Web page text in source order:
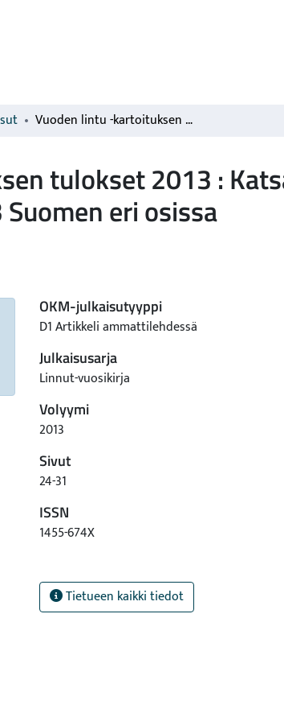
Vuoden lintu -kartoituksen tulokset 2013 : Katsaus selkälokkikantojen muutoksiin 2003-2013 Suomen eri osissa
tulokset 2013 :
eri osissa
OKM-julkaisutyyppi
D1 Artikkeli ammattilehdessä
Julkaisusarja
Linnut-vuosikirja
Volyymi
2013
Sivut
24-31
ISSN
1455-674X
Tietueen kaikki tiedot